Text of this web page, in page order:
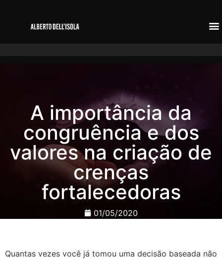
A importância da
congruência e dos
valores na criação de
crenças
fortalecedoras
01/05/2020
Quantas vezes você já tomou uma decisão baseada não